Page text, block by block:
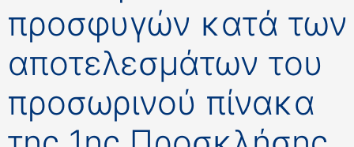
προσφυγών κατά των
αποτελεσμάτων του
προσωρινού πίνακα